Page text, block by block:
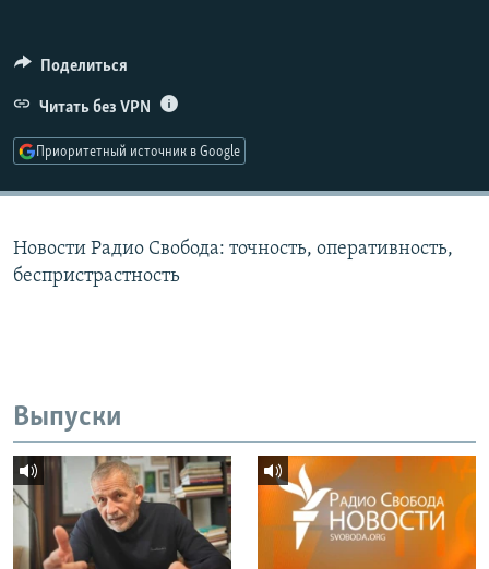
ПОДПИШИТЕСЬ НА РАССЫЛКУ
СОЦИАЛЬНЫЕ СЕТИ
Поделиться
Читать без VPN
Приоритетный источник в Google
Новости Радио Свобода: точность, оперативность,
беспристрастность
Выпуски